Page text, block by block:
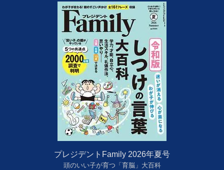
プレジデントFamily 2026年夏号
頭のいい子が育つ「育脳」大百科